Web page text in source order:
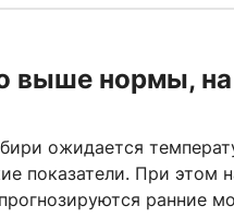
выше нормы, на
ожидается
показатели. При этом
ранние